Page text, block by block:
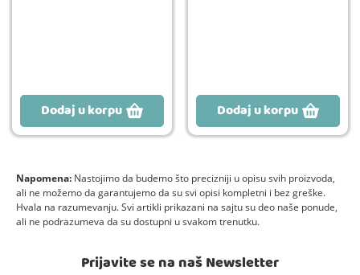
Dodaj u korpu Dodaj u korpu
Napomena: Nastojimo da budemo što precizniji u opisu svih proizvoda,
ali ne možemo da garantujemo da su svi opisi kompletni i bez greške.
Hvala na razumevanju. Svi artikli prikazani na sajtu su deo naše ponude,
ali ne podrazumeva da su dostupni u svakom trenutku.
Prijavite se na naš Newsletter